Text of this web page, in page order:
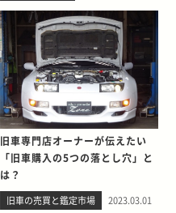
旧車専門店オーナーが伝えたい
「旧車購入の5つの落とし穴」と
は？
旧車の売買と鑑定市場 2023.03.01